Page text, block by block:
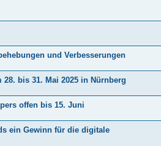
und Verbesserungen
28. bis 31. Mai 2025 in Nürnberg
offen bis 15. Juni
ein Gewinn für die digitale